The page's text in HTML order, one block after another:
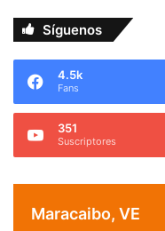
Síguenos
4.5k
Fans
351
Suscriptores
Maracaibo, VE